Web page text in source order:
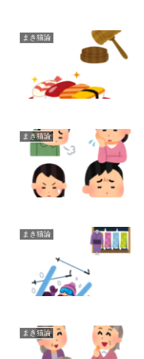
まき猫論
まき猫論
まき猫論
まき猫論